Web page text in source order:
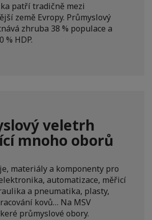
patří tradičně mezi
země Evropy. Průmyslový
zhruba 38 % populace a
% HDP.
veletrh
mnoho oborů
materiály a komponenty pro
automatizace, měřicí
a pneumatika, plasty,
kovů… Na MSV
průmyslové obory.